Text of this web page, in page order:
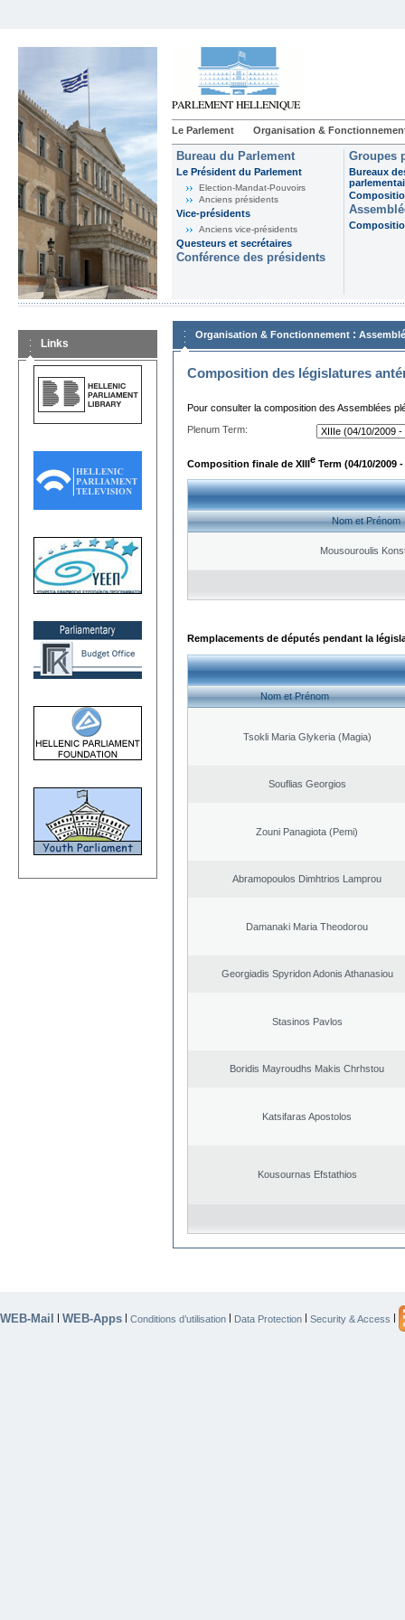
Le Parlement Organisation &
Bureau du Parlement
Le Président du Parlement
Election-Mandat-Pouvoirs
Anciens présidents
Vice-présidents
Anciens vice-présidents
Questeurs et secrétaires
Conférence des présidents
Groupes
Bureaux
Links
Organisation & Fonctionnement :
Composition des législatures
Pour consulter la composition des Assemblées
Plenum Term:
Composition finale de XIIIe Term (04/10/2009 -
Nom et Prénom
Mousouroulis
Remplacements de députés pendant la
Nom et Prénom
Tsokli Maria Glykeria (Magia)
Souflias Georgios
Zouni Panagiota (Pemi)
Abramopoulos Dimhtrios Lamprou
Damanaki Maria Theodorou
Georgiadis Spyridon Adonis Athanasiou
Stasinos Pavlos
Boridis Mayroudhs Makis Chrhstou
Katsifaras Apostolos
Kousournas Efstathios
WEB-Mail WEB-Apps Conditions d’utilisation Data Protection Security & Access